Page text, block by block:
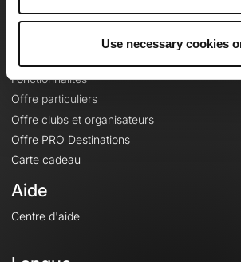
Use necessary cookies
Fonctionnalités
Offre particuliers
Offre clubs et organisateurs
Offre PRO Destinations
Carte cadeau
Aide
Centre d'aide